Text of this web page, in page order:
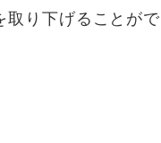
り下げることがで